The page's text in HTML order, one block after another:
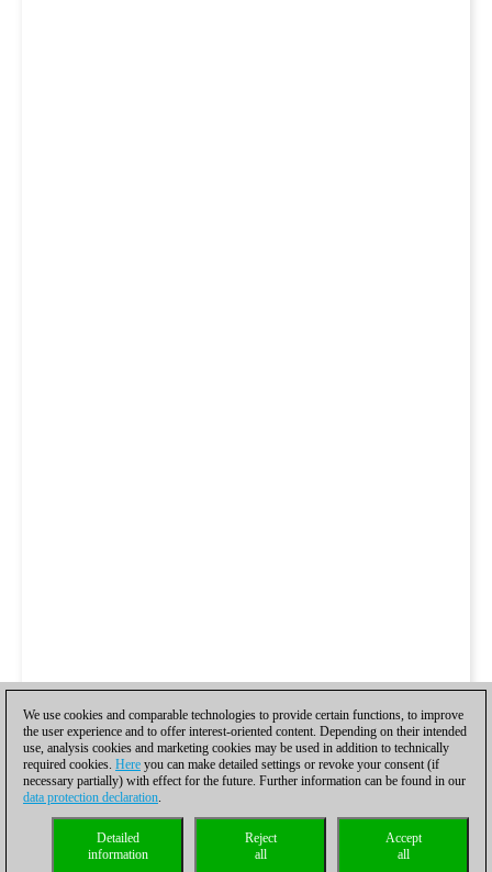
We use cookies and comparable technologies to provide certain functions, to improve
the user experience and to offer interest-oriented content. Depending on their intended
use, analysis cookies and marketing cookies may be used in addition to technically
required cookies. Here you can make detailed settings or revoke your consent (if
necessary partially) with effect for the future. Further information can be found in our
data protection declaration.
Accept
all
Reject
all
Detailed
information